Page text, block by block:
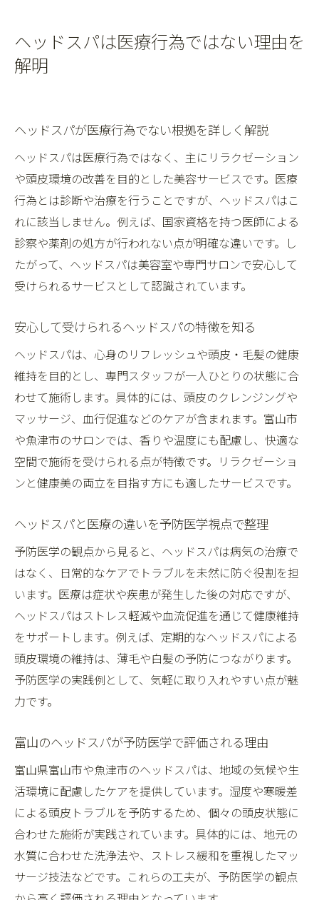
ヘッドスパは医療行為ではない理由を
解明
ヘッドスパが医療行為でない根拠を詳しく解説
ヘッドスパは医療行為ではなく、主にリラクゼーション
や頭皮環境の改善を目的とした美容サービスです。医療
行為とは診断や治療を行うことですが、ヘッドスパはこ
れに該当しません。例えば、国家資格を持つ医師による
診察や薬剤の処方が行われない点が明確な違いです。し
たがって、ヘッドスパは美容室や専門サロンで安心して
受けられるサービスとして認識されています。
安心して受けられるヘッドスパの特徴を知る
ヘッドスパは、心身のリフレッシュや頭皮・毛髪の健康
維持を目的とし、専門スタッフが一人ひとりの状態に合
わせて施術します。具体的には、頭皮のクレンジングや
マッサージ、血行促進などのケアが含まれます。富山市
や魚津市のサロンでは、香りや温度にも配慮し、快適な
空間で施術を受けられる点が特徴です。リラクゼーショ
ンと健康美の両立を目指す方にも適したサービスです。
ヘッドスパと医療の違いを予防医学視点で整理
予防医学の観点から見ると、ヘッドスパは病気の治療で
はなく、日常的なケアでトラブルを未然に防ぐ役割を担
います。医療は症状や疾患が発生した後の対応ですが、
ヘッドスパはストレス軽減や血流促進を通じて健康維持
をサポートします。例えば、定期的なヘッドスパによる
頭皮環境の維持は、薄毛や白髪の予防につながります。
予防医学の実践例として、気軽に取り入れやすい点が魅
力です。
富山のヘッドスパが予防医学で評価される理由
富山県富山市や魚津市のヘッドスパは、地域の気候や生
活環境に配慮したケアを提供しています。湿度や寒暖差
による頭皮トラブルを予防するため、個々の頭皮状態に
合わせた施術が実践されています。具体的には、地元の
水質に合わせた洗浄法や、ストレス緩和を重視したマッ
サージ技法などです。これらの工夫が、予防医学の観点